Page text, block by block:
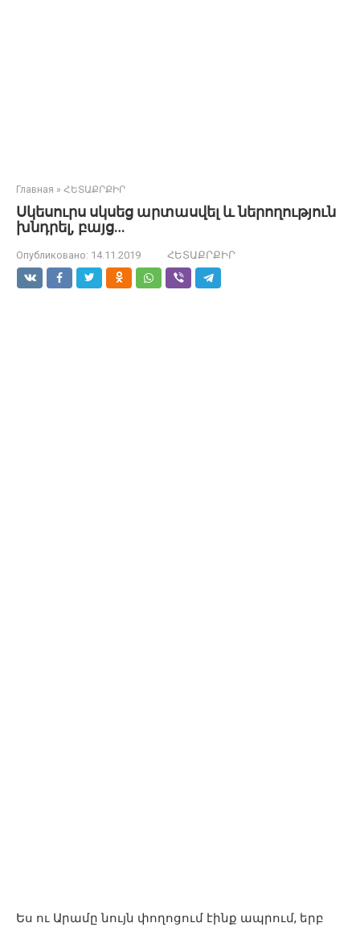
Главная » ՀԵՏԱՔՐՔԻՐ
Սկեսուրս սկսեց արտասվել և ներողություն
խնդրել, բայց…
Опубликовано: 14.11.2019 ՀԵՏԱՔՐՔԻՐ
Ես ու Արամը նույն փողոցում էինք ապրում, երբ